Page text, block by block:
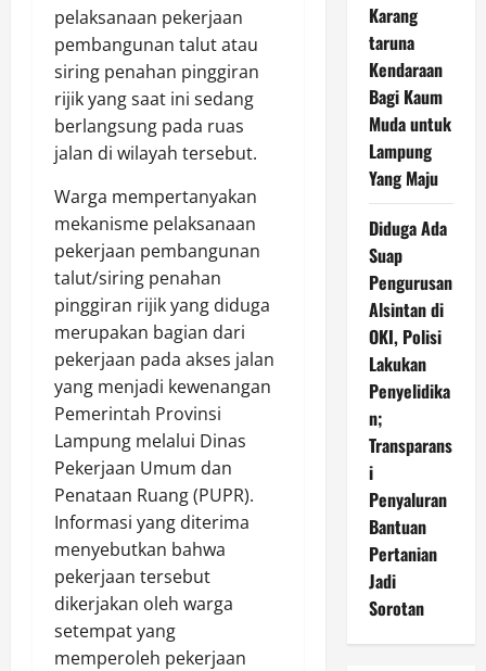
pelaksanaan pekerjaan
pembangunan talut atau
siring penahan pinggiran
rijik yang saat ini sedang
berlangsung pada ruas
jalan di wilayah tersebut.
Warga mempertanyakan
mekanisme pelaksanaan
pekerjaan pembangunan
talut/siring penahan
pinggiran rijik yang diduga
merupakan bagian dari
pekerjaan pada akses jalan
yang menjadi kewenangan
Pemerintah Provinsi
Lampung melalui Dinas
Pekerjaan Umum dan
Penataan Ruang (PUPR).
Informasi yang diterima
menyebutkan bahwa
pekerjaan tersebut
dikerjakan oleh warga
setempat yang
memperoleh pekerjaan
Karang
taruna
Kendaraan
Bagi Kaum
Muda untuk
Lampung
Yang Maju
Diduga Ada
Suap
Pengurusan
Alsintan di
OKI, Polisi
Lakukan
Penyelidika
n;
Transparans
i
Penyaluran
Bantuan
Pertanian
Jadi
Sorotan